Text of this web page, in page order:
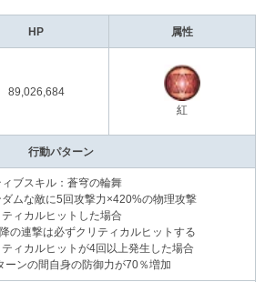
HP 属性
89,026,684
紅
行動パターン
ィブスキル：蒼穹の輪舞
ダムな敵に5回攻撃力×420%の物理攻撃
ティカルヒットした場合
の連撃は必ずクリティカルヒットする
ティカルヒットが4回以上発生した場合
ンの間自身の防御力が70％増加